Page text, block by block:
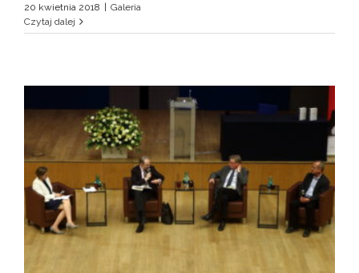
20 kwietnia 2018 | Galeria
Czytaj dalej